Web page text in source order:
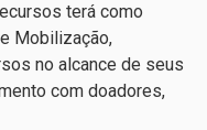
terá como
Mobilização,
no alcance de seus
com doadores,